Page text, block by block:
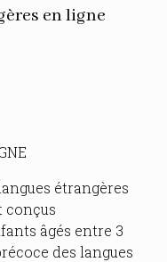
en ligne
étrangères
conçus
âgés entre 3
des langues